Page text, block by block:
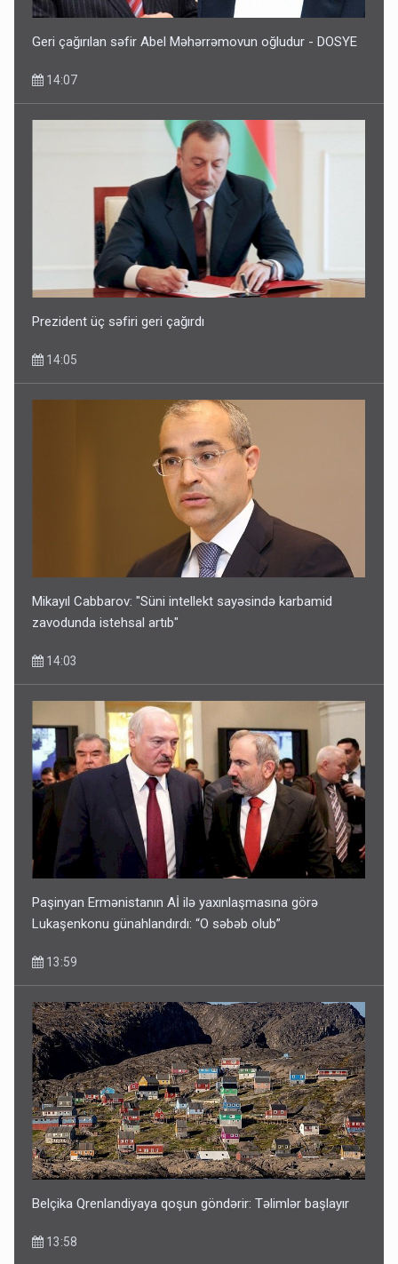
Geri çağırılan səfir Abel Məhərrəmovun oğludur - DOSYE
14:07
Prezident üç səfiri geri çağırdı
14:05
Mikayıl Cabbarov: "Süni intellekt sayəsində karbamid
zavodunda istehsal artıb"
14:03
Paşinyan Ermənistanın Aİ ilə yaxınlaşmasına görə
Lukaşenkonu günahlandırdı: “O səbəb olub”
13:59
Belçika Qrenlandiyaya qoşun göndərir: Təlimlər başlayır
13:58